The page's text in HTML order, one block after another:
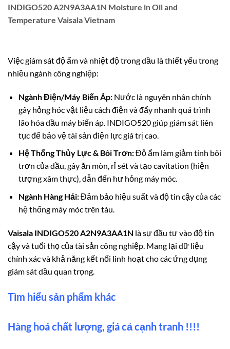
INDIGO520 A2N9A3AA1N Moisture in Oil and
Temperature Vaisala Vietnam
Việc giám sát độ ẩm và nhiệt độ trong dầu là thiết yếu trong
nhiều ngành công nghiệp:
Ngành Điện/Máy Biến Áp:Nước là nguyên nhân chính
gây hỏng hóc vật liệu cách điện và đẩy nhanh quá trình
lão hóa dầu máy biến áp. INDIGO520 giúp giám sát liên
tục để bảo vệ tài sản điện lực giá trị cao.
Hệ Thống Thủy Lực & Bôi Trơn:Độ ẩm làm giảm tính bôi
trơn của dầu, gây ăn mòn, rỉ sét và tạo cavitation (hiện
tượng xâm thực), dẫn đến hư hỏng máy móc.
Ngành Hàng Hải:Đảm bảo hiệu suất và độ tin cậy của các
hệ thống máy móc trên tàu.
Vaisala INDIGO520 A2N9A3AA1N là sự đầu tư vào độ tin
cậy và tuổi thọ của tài sản công nghiệp. Mang lại dữ liệu
chính xác và khả năng kết nối linh hoạt cho các ứng dụng
giám sát dầu quan trọng.
Tìm hiểu sản phẩm khác
Hàng hoá chất lượng, giá cả cạnh tranh !!!!